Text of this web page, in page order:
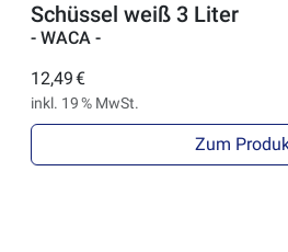
Schüssel weiß 3 Liter
- WACA -
12,49 €
inkl. 19 % MwSt.
Zum